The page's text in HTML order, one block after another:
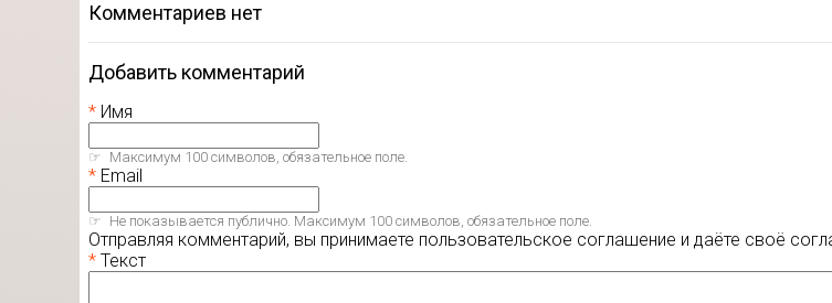
комментариев нет
Добавить комментарий
Имя
Максимум 100 символов, обязательное поле.
Email
Не показывается публично. Максимум 100 символов, обязательное поле.
Отправляя комментарий, вы принимаете пользовательское соглашение и даёте своё
Текст